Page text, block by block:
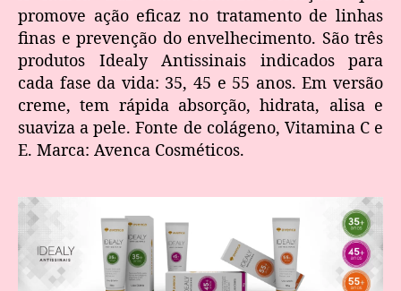
promove ação eficaz no tratamento de linhas
finas e prevenção do envelhecimento. São três
produtos Idealy Antissinais indicados para
cada fase da vida: 35, 45 e 55 anos. Em versão
creme, tem rápida absorção, hidrata, alisa e
suaviza a pele. Fonte de colágeno, Vitamina C e
E. Marca: Avenca Cosméticos.